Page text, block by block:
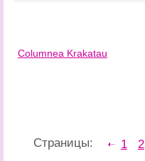
Columnea Krakatau
Страницы: 1 2